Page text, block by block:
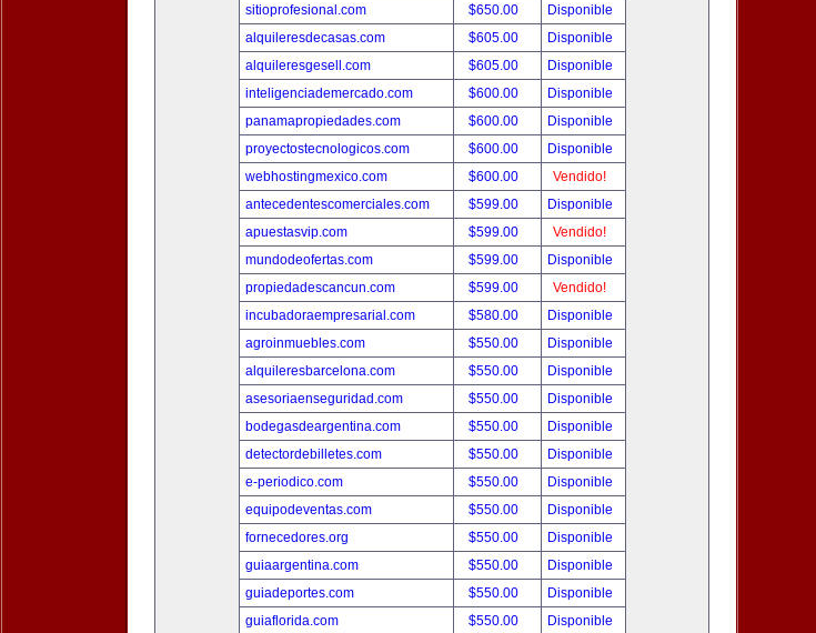
sitioprofesional.com
$650.00
Disponible
alquileresdecasas.com
$605.00
Disponible
alquileresgesell.com
$605.00
Disponible
inteligenciademercado.com
$600.00
Disponible
panamapropiedades.com
$600.00
Disponible
proyectostecnologicos.com
$600.00
Disponible
webhostingmexico.com
$600.00
Vendido!
antecedentescomerciales.com
$599.00
Disponible
apuestasvip.com
$599.00
Vendido!
mundodeofertas.com
$599.00
Disponible
propiedadescancun.com
$599.00
Vendido!
incubadoraempresarial.com
$580.00
Disponible
agroinmuebles.com
$550.00
Disponible
alquileresbarcelona.com
$550.00
Disponible
asesoriaenseguridad.com
$550.00
Disponible
bodegasdeargentina.com
$550.00
Disponible
detectordebilletes.com
$550.00
Disponible
e-periodico.com
$550.00
Disponible
equipodeventas.com
$550.00
Disponible
fornecedores.org
$550.00
Disponible
guiaargentina.com
$550.00
Disponible
guiadeportes.com
$550.00
Disponible
guiaflorida.com
$550.00 Disponible